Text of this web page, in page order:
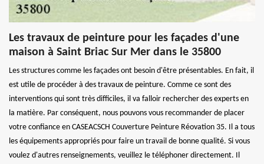
Les travaux de peinture pour les façades d'une
maison à Saint Briac Sur Mer dans le 35800
Les structures comme les façades ont besoin d'être présentables. En fait, il
est utile de procéder à des travaux de peinture. Comme ce sont des
interventions qui sont très difficiles, il va falloir rechercher des experts en
la matière. Par conséquent, nous pouvons vous recommander de placer
votre confiance en CASEACSCH Couverture Peinture Réovation 35. Il a tous
les équipements appropriés pour faire un travail de bonne qualité. Si vous
voulez d'autres renseignements, veuillez le téléphoner directement. Il